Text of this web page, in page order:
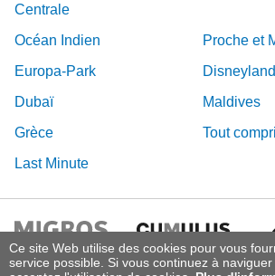
Ce site Web utilise des cookies pour vous
service possible. Si vous continuez à
Centrale
Océan Indien
Proche et
Europa-Park
Dubaï
Maldives
Grèce
Tout
Last Minute